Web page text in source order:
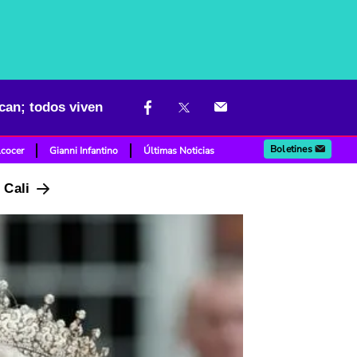
todos viven
Gianni Infantino Últimas Noticias Boletines
Cali